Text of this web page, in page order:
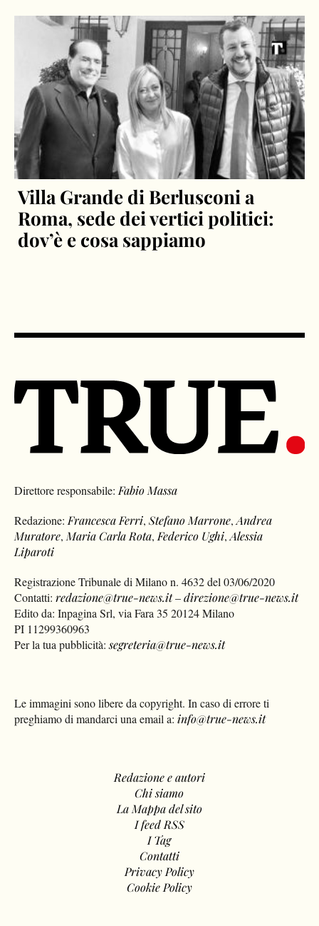
Villa Grande di Berlusconi a
Roma, sede dei vertici politici:
dov’è e cosa sappiamo
Direttore responsabile: Fabio Massa
Redazione: Francesca Ferri,Stefano Marrone,Andrea
Muratore, Maria Carla Rota, Federico Ughi,Alessia
Liparoti
Registrazione Tribunale di Milano n. 4632 del 03/06/2020
Contatti:redazione@true-news.it–direzione@true-news.it
Edito da: Inpagina Srl, via Fara 35 20124 Milano
PI 11299360963
Per la tua pubblicità:segreteria@true-news.it
Le immagini sono libere da copyright. In caso di errore ti
preghiamo di mandarci una email a: info@true-news.it
Redazione e autori
Chi siamo
La Mappa del sito
I feed RSS
I Tag
Contatti
Privacy Policy
Cookie Policy